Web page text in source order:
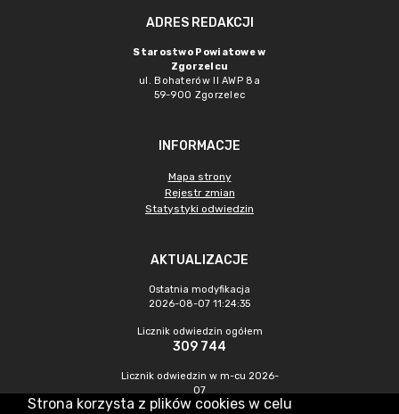
ADRES REDAKCJI
Starostwo Powiatowe w
Zgorzelcu
ul. Bohaterów II AWP 8a
59-900 Zgorzelec
INFORMACJE
Mapa strony
Rejestr zmian
Statystyki odwiedzin
AKTUALIZACJE
Ostatnia modyfikacja
2026-08-07 11:24:35
Licznik odwiedzin ogółem
309 744
Licznik odwiedzin w m-cu 2026-
07
442
Strona korzysta z plików cookies w celu